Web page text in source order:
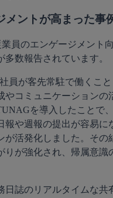
メントが高まった事
員のエンゲージメント
多数報告されています。
員が客先常駐で働くこと
やコミュニケーションの
を導入したことで
報や週報の提出が容易に
が活発化しました。その
りが強化され、帰属意識
日誌のリアルタイムな共